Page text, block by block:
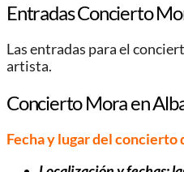
Entradas Concierto
Las entradas para el
artista.
Concierto Mora en
Fecha y lugar del concierto